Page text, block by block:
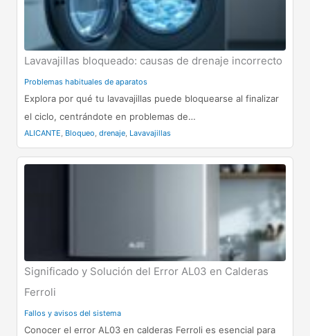
Lavavajillas bloqueado: causas de drenaje incorrecto
Problemas habituales de aparatos
Explora por qué tu lavavajillas puede bloquearse al finalizar
el ciclo, centrándote en problemas de…
ALICANTE, Bloqueo, drenaje, Lavavajillas
Significado y Solución del Error AL03 en Calderas
Ferroli
Fallos y avisos del sistema
Conocer el error AL03 en calderas Ferroli es esencial para